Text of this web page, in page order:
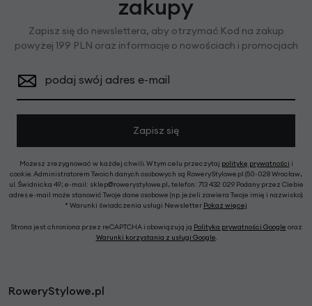
zakupy
Zapisz się do newslettera, aby otrzymać Kod na zakup
powyżej 199 PLN oraz informacje o nowościach i promocjach
podaj swój adres e-mail
Zapisz się
Możesz zrezygnować w każdej chwili. W tym celu przeczytaj politykę prywatności i
cookie. Administratorem Twoich danych osobowych są RoweryStylowe.pl (50-028 Wrocław,
ul. Świdnicka 49; e-mail: sklep@rowerystylowe.pl, telefon: 713 432 029. Podany przez Ciebie
adres e-mail może stanowić Twoje dane osobowe (np. jeżeli zawiera Twoje imię i nazwisko).
* Warunki świadczenia usługi Newsletter Pokaż więcej
Strona jest chroniona przez reCAPTCHA i obowiązują ją Polityka prywatności Google oraz
Warunki korzystania z usługi Google.
RoweryStylowe.pl